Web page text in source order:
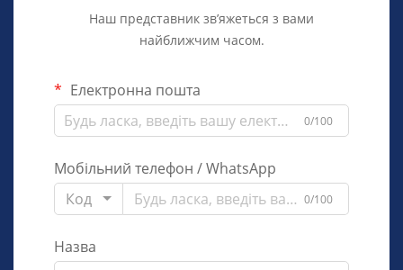
Наш представник зв’яжеться з вами
найближчим часом.
Електронна пошта
0/100
Мобільний телефон / WhatsApp
Код
0/100
Назва